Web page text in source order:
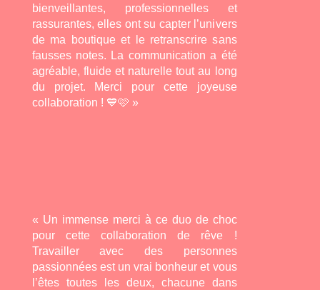
bienveillantes, professionnelles et
rassurantes, elles ont su capter l’univers
de ma boutique et le retranscrire sans
fausses notes. La communication a été
agréable, fluide et naturelle tout au long
du projet. Merci pour cette joyeuse
collaboration ! 💙🩷 »
« Un immense merci à ce duo de choc
pour cette collaboration de rêve !
Travailler avec des personnes
passionnées est un vrai bonheur et vous
l’êtes toutes les deux, chacune dans